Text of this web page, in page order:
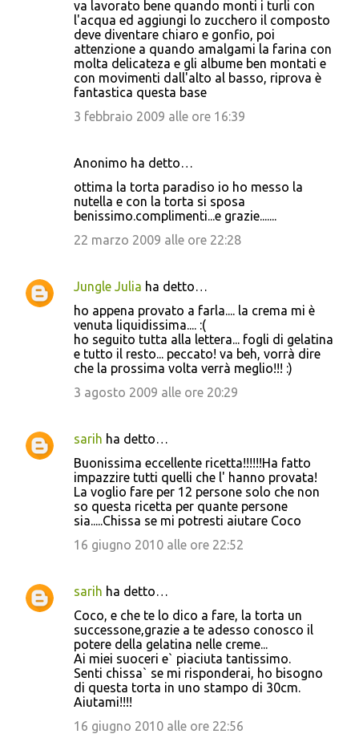
va lavorato bene quando monti i turli con
l'acqua ed aggiungi lo zucchero il composto
deve diventare chiaro e gonfio, poi
attenzione a quando amalgami la farina con
molta delicateza e gli albume ben montati e
con movimenti dall'alto al basso, riprova è
fantastica questa base
3 febbraio 2009 alle ore 16:39
Anonimo ha detto…
ottima la torta paradiso io ho messo la
nutella e con la torta si sposa
benissimo.complimenti...e grazie.......
22 marzo 2009 alle ore 22:28
Jungle Julia ha detto…
ho appena provato a farla.... la crema mi è
venuta liquidissima.... :(
ho seguito tutta alla lettera... fogli di gelatina
e tutto il resto... peccato! va beh, vorrà dire
che la prossima volta verrà meglio!!! :)
3 agosto 2009 alle ore 20:29
sarih ha detto…
Buonissima eccellente ricetta!!!!!!Ha fatto
impazzire tutti quelli che l' hanno provata!
La voglio fare per 12 persone solo che non
so questa ricetta per quante persone
sia.....Chissa se mi potresti aiutare Coco
16 giugno 2010 alle ore 22:52
sarih ha detto…
Coco, e che te lo dico a fare, la torta un
successone,grazie a te adesso conosco il
potere della gelatina nelle creme...
Ai miei suoceri e` piaciuta tantissimo.
Senti chissa` se mi risponderai, ho bisogno
di questa torta in uno stampo di 30cm.
Aiutami!!!!
16 giugno 2010 alle ore 22:56